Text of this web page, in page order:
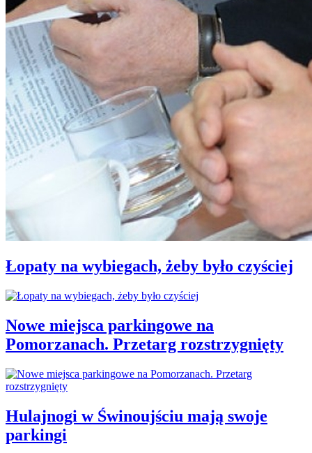
Łopaty na wybiegach, żeby było czyściej
Nowe miejsca parkingowe na
Pomorzanach. Przetarg rozstrzygnięty
Hulajnogi w Świnoujściu mają swoje
parkingi